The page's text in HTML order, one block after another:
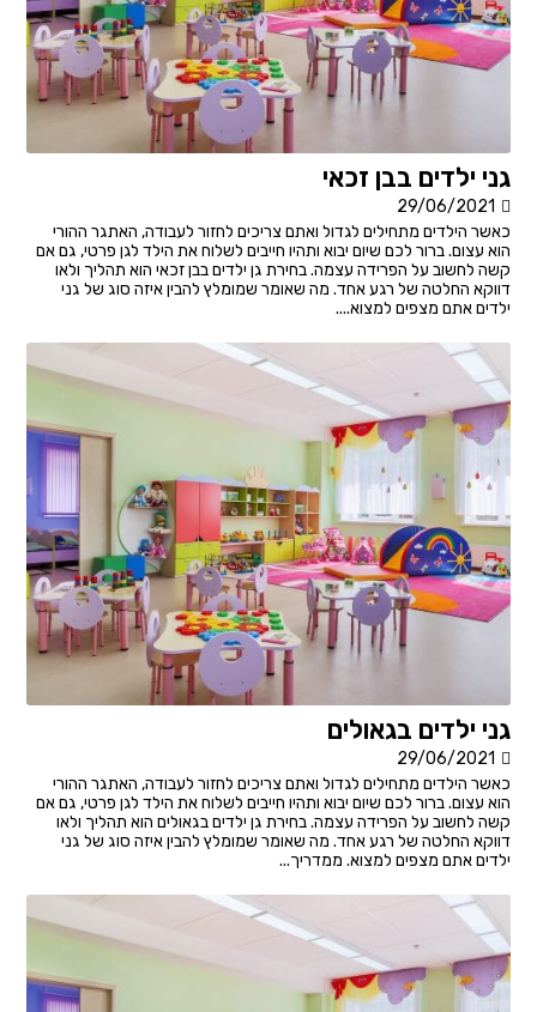
גני ילדים בבן זכאי
29/06/2021
כאשר הילדים מתחילים לגדול ואתם צריכים לחזור לעבודה, האתגר ההורי
הוא עצום. ברור לכם שיום יבוא ותהיו חייבים לשלוח את הילד לגן פרטי, גם אם
קשה לחשוב על הפרידה עצמה. בחירת גן ילדים בבן זכאי הוא תהליך ולאו
דווקא החלטה של רגע אחד. מה שאומר שמומלץ להבין איזה סוג של גני
ילדים אתם מצפים למצוא....
גני ילדים בגאולים
29/06/2021
כאשר הילדים מתחילים לגדול ואתם צריכים לחזור לעבודה, האתגר ההורי
הוא עצום. ברור לכם שיום יבוא ותהיו חייבים לשלוח את הילד לגן פרטי, גם אם
קשה לחשוב על הפרידה עצמה. בחירת גן ילדים בגאולים הוא תהליך ולאו
דווקא החלטה של רגע אחד. מה שאומר שמומלץ להבין איזה סוג של גני
ילדים אתם מצפים למצוא. ממדריך...